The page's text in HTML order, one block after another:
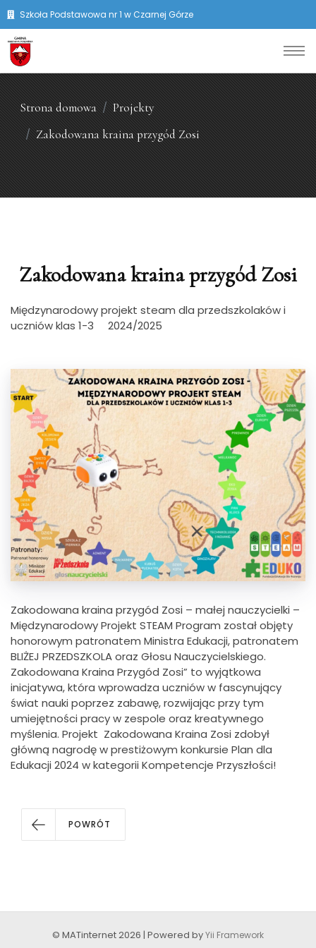
Szkoła Podstawowa nr 1 w Czarnej Górze
Strona domowa
Projekty
Zakodowana kraina przygód Zosi
Zakodowana kraina przygód Zosi
Międzynarodowy projekt steam dla przedszkolaków i
uczniów klas 1-3 2024/2025
Zakodowana kraina przygód Zosi – małej nauczycielki –
Międzynarodowy Projekt STEAM Program został objęty
honorowym patronatem Ministra Edukacji, patronatem
BLIŻEJ PRZEDSZKOLA oraz Głosu Nauczycielskiego.
Zakodowana Kraina Przygód Zosi” to wyjątkowa
inicjatywa, która wprowadza uczniów w fascynujący
świat nauki poprzez zabawę, rozwijając przy tym
umiejętności pracy w zespole oraz kreatywnego
myślenia. Projekt Zakodowana Kraina Zosi zdobył
główną nagrodę w prestiżowym konkursie Plan dla
Edukacji 2024 w kategorii Kompetencje Przyszłości!
POWRÓT
© MATinternet 2026 | Powered byYii Framework